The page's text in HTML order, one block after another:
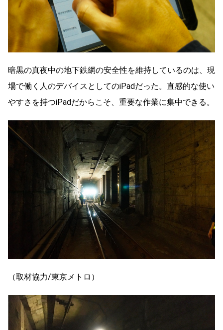
暗黒の真夜中の地下鉄網の安全性を維持しているのは、現
場で働く人のデバイスとしてのiPadだった。直感的な使い
やすさを持つiPadだからこそ、重要な作業に集中できる。
（取材協力/東京メトロ）